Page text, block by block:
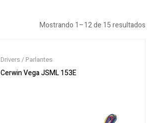
Mostrando 1–12 de 15 resultados
Drivers / Parlantes
Cerwin Vega JSML 153E